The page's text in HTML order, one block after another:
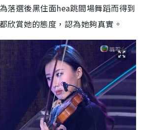
落選後黑住面hea跳間場舞蹈而得到
欣賞她的態度，認為她夠真實。